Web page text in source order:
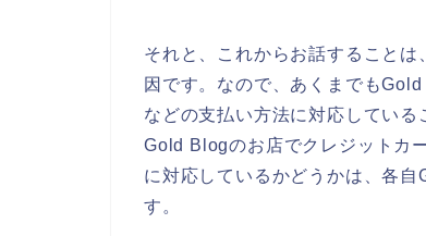
それと、これからお話すること
因です。なので、あくまでも
などの支払い方法に対応してい
Gold Blogのお店でクレジットカ
に対応しているかどうかは、各
す。